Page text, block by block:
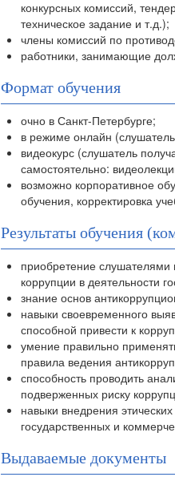
конкурсных комиссий,
техническое задание и т.д.);
члены комиссий по
работники, занимающие
Формат обучения
очно в Санкт-Петербурге;
в режиме онлайн
видеокурс (слушатель
самостоятельно:
возможно корпоративное
обучения, корректировка
Результаты обучения
приобретение слушателями
коррупции в деятельности
знание основ
навыки своевременного
способной привести к
умение правильно
правила ведения
способность проводить
подверженных риску
навыки внедрения
государственных и
Выдаваемые документы